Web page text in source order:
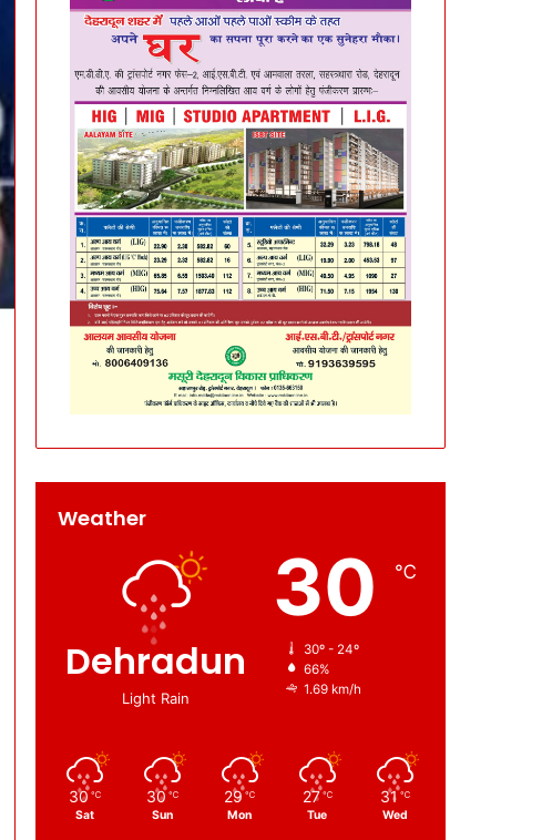
Weather
Dehradun
Light Rain
30 ℃
30º - 24º
66%
1.69 km/h
30 ℃
Sat
30 ℃
Sun
29 ℃
Mon
27 ℃
Tue
31 ℃
Wed